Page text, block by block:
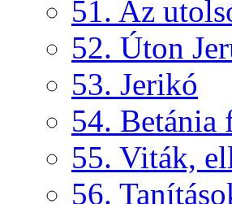
51. Az
52. Úton
53. Jerikó
54. Betánia
55. Viták,
56.